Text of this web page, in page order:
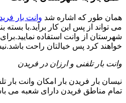
همان طور که اشاره شد وانت بار
می تواند از پس این کار برآید.با
شهرستان از وانت استفاده
خواهند کرد پس خیالتان راحت
وانت بار تلفنی و ارزان در فریدن
نیسان بار فریدن بار امکان وانت
تمام مناطق فریدن دارای شعبه می